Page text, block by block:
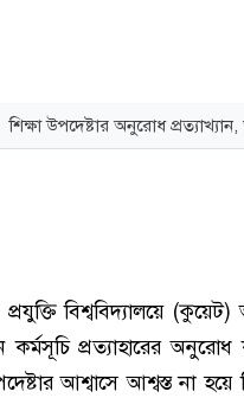
শিক্ষা উপদেষ্টার অনুরোধ
বিশ্ববিদ্যালয়ে
প্রত্যাহারের
আশ্বাসে আশ্বস্ত না